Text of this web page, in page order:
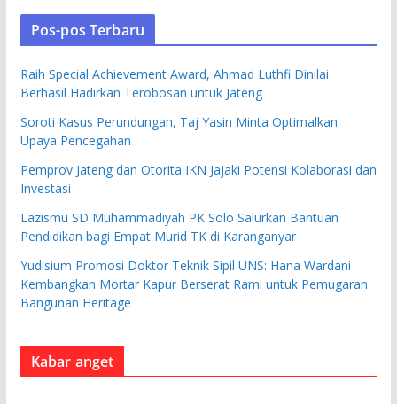
Pos-pos Terbaru
Raih Special Achievement Award, Ahmad Luthfi Dinilai
Berhasil Hadirkan Terobosan untuk Jateng
Soroti Kasus Perundungan, Taj Yasin Minta Optimalkan
Upaya Pencegahan
Pemprov Jateng dan Otorita IKN Jajaki Potensi Kolaborasi dan
Investasi
Lazismu SD Muhammadiyah PK Solo Salurkan Bantuan
Pendidikan bagi Empat Murid TK di Karanganyar
Yudisium Promosi Doktor Teknik Sipil UNS: Hana Wardani
Kembangkan Mortar Kapur Berserat Rami untuk Pemugaran
Bangunan Heritage
Kabar anget